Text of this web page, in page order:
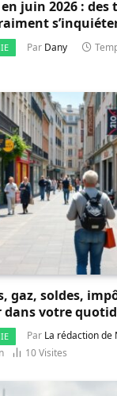
juin 2026 : des
Par Dany
gaz, soldes,
votre
Par La rédaction de
10Visites